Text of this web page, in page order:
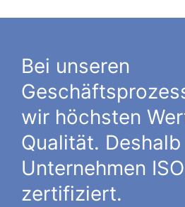
Bei unseren
wir höchsten
Qualität.
Unternehmen
zertifiziert.